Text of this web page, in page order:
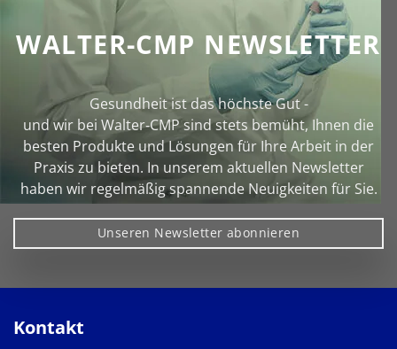
WALTER-CMP NEWSLETTER
Gesundheit ist das höchste Gut -
und wir bei Walter‑CMP sind stets bemüht, Ihnen die
besten Produkte und Lösungen für Ihre Arbeit in der
Praxis zu bieten. In unserem aktuellen Newsletter
haben wir regelmäßig spannende Neuigkeiten für Sie.
Unseren Newsletter abonnieren
Kontakt